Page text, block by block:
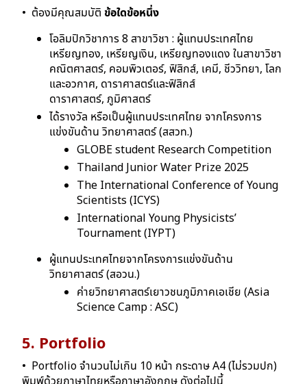
• ต้องมีคุณสมบัติ ข้อใดข้อหนึ่ง
โอลิมปิกวิชาการ 8 สาขาวิชา : ผู้แทนประเทศไทย
เหรียญทอง, เหรียญเงิน, เหรียญทองแดง ในสาขาวิชา
คณิตศาสตร์, คอมพิวเตอร์, ฟิสิกส์, เคมี, ชีววิทยา, โลก
และอวกาศ, ดาราศาสตร์และฟิสิกส์
ดาราศาสตร์, ภูมิศาสตร์
ได้รางวัล หรือเป็นผู้แทนประเทศไทย จากโครงการ
แข่งขันด้าน วิทยาศาสตร์ (สสวท.)
GLOBE student Research Competition
Thailand Junior Water Prize 2025
The International Conference of Young
Scientists (ICYS)
International Young Physicists’
Tournament (IYPT)
ผู้แทนประเทศไทยจากโครงการแข่งขันด้าน
วิทยาศาสตร์ (สอวน.)
ค่ายวิทยาศาสตร์เยาวชนภูมิภาคเอเชีย (Asia
Science Camp : ASC)
5. Portfolio
• Portfolio จํานวนไม่เกิน 10 หน้า กระดาษ A4 (ไม่รวมปก)
พิมพ์ด้วยภาษาไทยหรือภาษาอังกฤษ ดังต่อไปนี้